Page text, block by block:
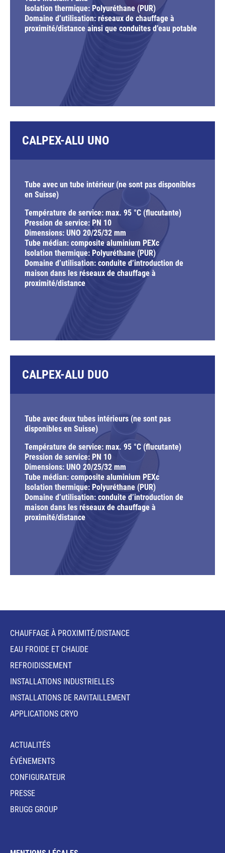
Isolation thermique: Polyuréthane (PUR)
Domaine d’utilisation: réseaux de chauffage à
proximité/distance ainsi que conduites d’eau potable
CALPEX-ALU UNO
Tube avec un tube intérieur (ne sont pas disponibles
en Suisse)
Température de service: max. 95 °C (flucutante)
Pression de service: PN 10
Dimensions: UNO 20/25/32 mm
Tube médian: composite aluminium PEXc
Isolation thermique: Polyuréthane (PUR)
Domaine d’utilisation: conduite d’introduction de
maison dans les réseaux de chauffage à
proximité/distance
CALPEX-ALU DUO
Tube avec deux tubes intérieurs (ne sont pas
disponibles en Suisse)
Température de service: max. 95 °C (flucutante)
Pression de service: PN 10
Dimensions: UNO 20/25/32 mm
Tube médian: composite aluminium PEXc
Isolation thermique: Polyuréthane (PUR)
Domaine d’utilisation: conduite d’introduction de
maison dans les réseaux de chauffage à
proximité/distance
CHAUFFAGE À PROXIMITÉ/DISTANCE
EAU FROIDE ET CHAUDE
REFROIDISSEMENT
INSTALLATIONS INDUSTRIELLES
INSTALLATIONS DE RAVITAILLEMENT
APPLICATIONS CRYO
ACTUALITÉS
ÉVÉNEMENTS
CONFIGURATEUR
PRESSE
BRUGG GROUP